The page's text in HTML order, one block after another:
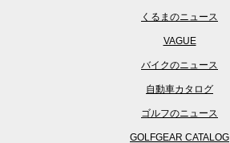
くるまのニュース
VAGUE
バイクのニュース
自動車カタログ
ゴルフのニュース
GOLFGEAR CATALOG